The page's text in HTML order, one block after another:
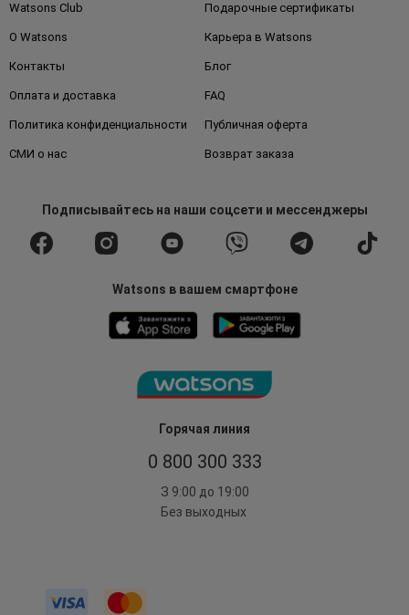
Горячая линия
0 800 300 333
З 9:00 до 19:00
Без выходных
Watsons Club Подарочные сертификаты
О Watsons Карьера в Watsons
Контакты Блог
Оплата и доставка FAQ
Политика конфиденциальности Публичная оферта
СМИ о нас Возврат заказа
Подписывайтесьна наши соцсети и мессенджеры
Watsons в вашем смартфоне